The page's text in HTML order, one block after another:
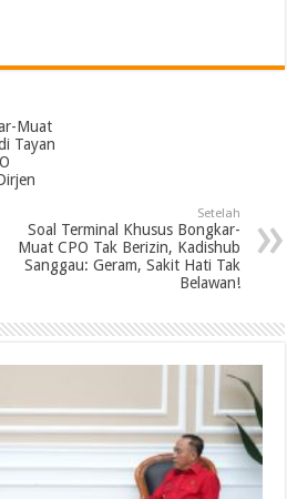
Muat
Tayan
Setelah
Soal Terminal Khusus Bongkar-
Muat CPO Tak Berizin, Kadishub
Sanggau: Geram, Sakit Hati Tak
Belawan!